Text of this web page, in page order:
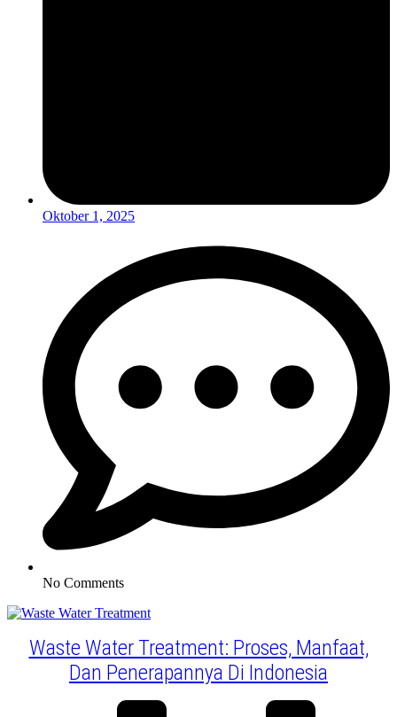
Oktober 1, 2025
No Comments
Waste Water Treatment: Proses, Manfaat,
Dan Penerapannya Di Indonesia